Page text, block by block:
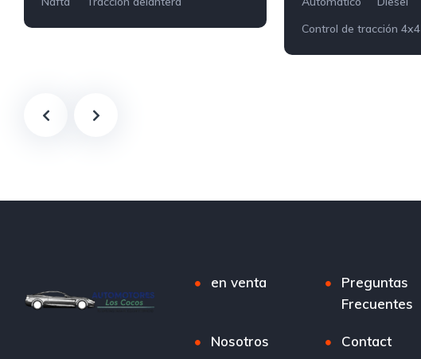
Control de tracción 4x4
en venta
Preguntas
Frecuentes
Nosotros Contact